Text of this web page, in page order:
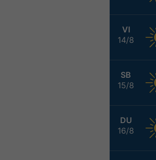
VI
14/8
SB
15/8
DU
16/8